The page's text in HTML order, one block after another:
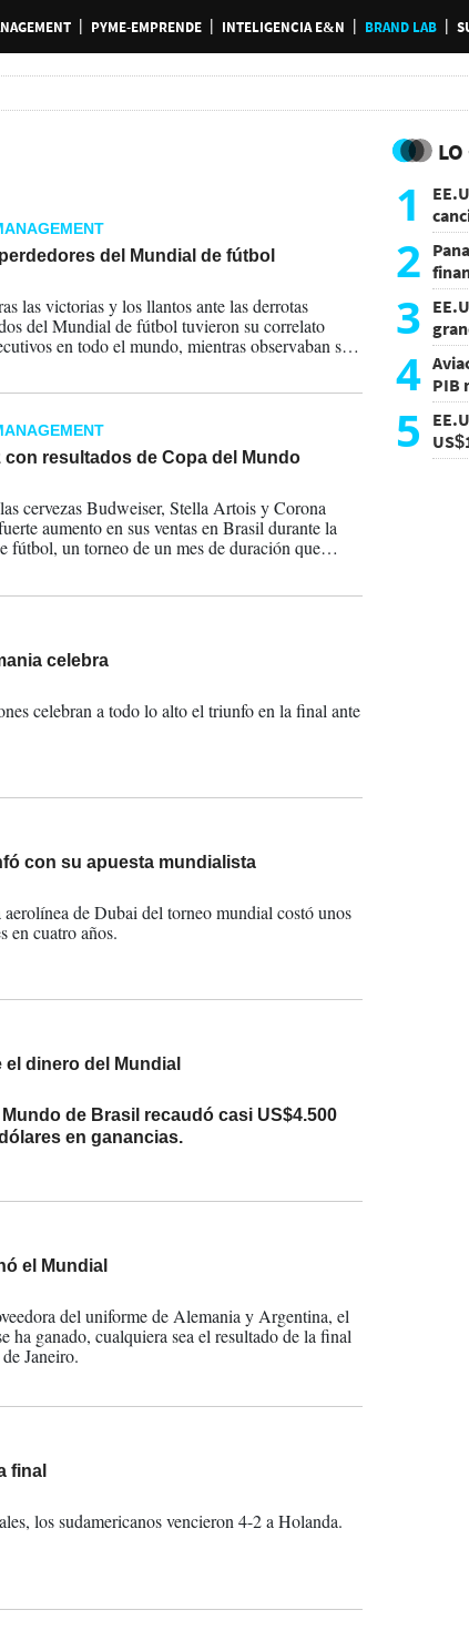
PYME-EMPRENDE INTELIGENCIA E&N BRAND LAB
del Mundial de fútbol
las victorias y los llantos ante las derrotas
del Mundial de fútbol tuvieron su correlato
en todo el mundo, mientras observaban sus
con resultados de Copa del Mundo
cervezas Budweiser, Stella Artois y Corona
aumento en sus ventas en Brasil durante la
fútbol, un torneo de un mes de duración que
celebra
celebran a todo lo alto el triunfo en la final ante
con su apuesta mundialista
de Dubai del torneo mundial costó unos
en cuatro años.
el dinero del Mundial
de Brasil recaudó casi US$4.500
en ganancias.
el Mundial
del uniforme de Alemania y Argentina, el
ha ganado, cualquiera sea el resultado de la final
Janeiro.
final
los sudamericanos vencieron 4-2 a Holanda.
1
2
3
4 PIB
5